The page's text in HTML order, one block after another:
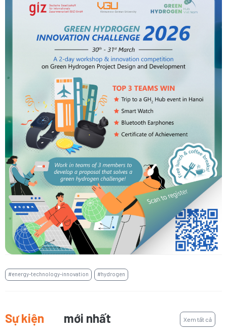
#energy-technology-innovation #hydrogen
Sự kiện mới nhất Xem tất cả